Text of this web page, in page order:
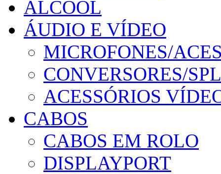
ÁLCOOL
ÁUDIO E VÍDEO
MICROFONES/
CONVERSORES/
ACESSÓRIOS
CABOS
CABOS EM ROLO
DISPLAYPORT